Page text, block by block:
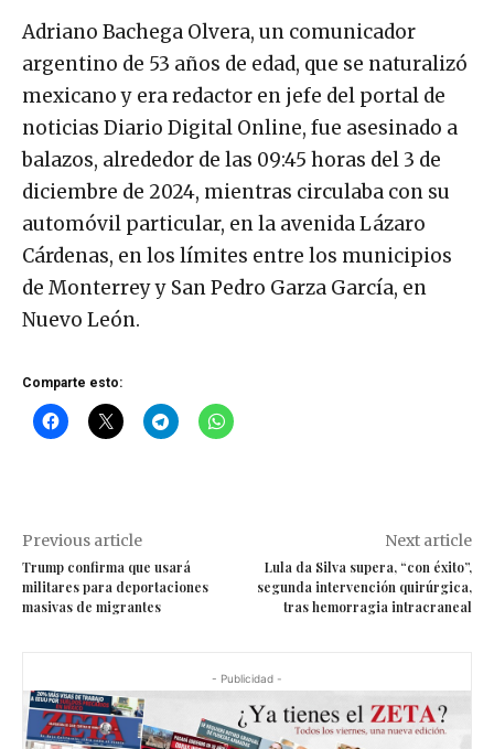
Adriano Bachega Olvera, un comunicador
argentino de 53 años de edad, que se naturalizó
mexicano y era redactor en jefe del portal de
noticias Diario Digital Online, fue asesinado a
balazos, alrededor de las 09:45 horas del 3 de
diciembre de 2024, mientras circulaba con su
automóvil particular, en la avenida Lázaro
Cárdenas, en los límites entre los municipios
de Monterrey y San Pedro Garza García, en
Nuevo León.
Comparte esto:
Previous article
Trump confirma que usará
militares para deportaciones
masivas de migrantes
Next article
Lula da Silva supera, “con éxito”,
segunda intervención quirúrgica,
tras hemorragia intracraneal
- Publicidad -